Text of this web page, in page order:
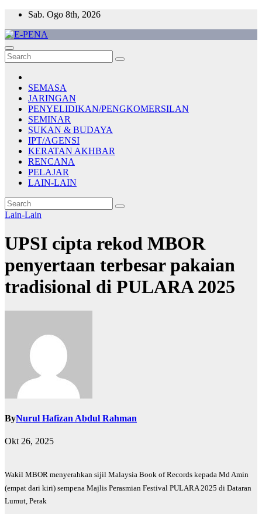
Skip
content
Sab. Ogo 8th, 2026
E-PENA
Berita Digital Terkini
SEMASA
JARINGAN
PENYELIDIKAN/PENGKOMERSILAN
SEMINAR
SUKAN & BUDAYA
IPT/AGENSI
KERATAN AKHBAR
RENCANA
PELAJAR
LAIN-LAIN
Lain-Lain
UPSI cipta rekod MBOR
penyertaan terbesar pakaian
tradisional di PULARA 2025
ByNurul Hafizan Abdul Rahman
Okt 26, 2025
Wakil MBOR menyerahkan sijil Malaysia Book of Records kepada Md Amin
(empat dari kiri) sempena Majlis Perasmian Festival PULARA 2025 di Dataran
Lumut, Perak